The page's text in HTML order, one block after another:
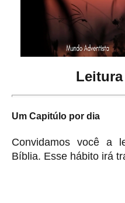
Um Capitúlo por dia
Convidamos você a
Bíblia. Esse hábito irá